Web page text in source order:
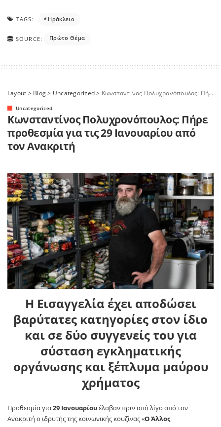
TAGS: Ηράκλειο
SOURCE: Πρώτο Θέμα
Layout > Blog> Uncategorized> Κωνσταντίνος Πολυχρονόπουλος: Πήρε προθεσμία για τις 29 Ιανουαρίου από τον Ανακριτή
Uncategorized
Κωνσταντίνος Πολυχρονόπουλος: Πήρε
προθεσμία για τις 29 Ιανουαρίου από
τον Ανακριτή
Η Εισαγγελία έχει αποδώσει
βαρύτατες κατηγορίες στον ίδιο
και σε δύο συγγενείς του για
σύσταση εγκληματικής
οργάνωσης και ξέπλυμα μαύρου
χρήματος
Προθεσμία για29 Ιανουαρίουέλαβαν πριν από λίγο από τον
Ανακριτή ο ιδρυτής της κοινωνικής κουζίνας «Ο Άλλος